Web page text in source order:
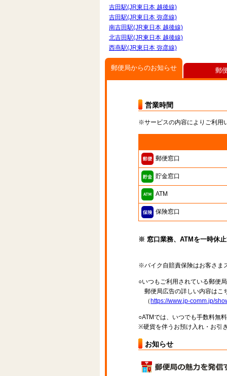
吉田駅(JR東日本 越後線)
吉田駅(JR東日本 弥彦線)
南吉田駅(JR東日本 越後線)
北吉田駅(JR東日本 越後線)
西燕駅(JR東日本 弥彦線)
郵便局からのお知らせ
営業時間
※サービスの内容によりご利用
郵便窓口
貯金窓口
ATM
保険窓口
※ 窓口業務、ATMを一時休
※バイク自賠責保険はお客さま
○いつもご利用されている郵便
郵便局広告の詳しい内容はこ
（ https://www.jp-comm.jp/
○ATMでは、いつでも手数料無
※硬貨を伴うお預け入れ・お引
お知らせ
郵